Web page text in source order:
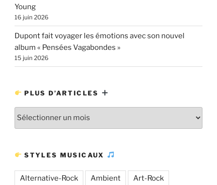
Young
16 juin 2026
Dupont fait voyager les émotions avec son nouvel
album « Pensées Vagabondes »
15 juin 2026
PLUS D’ARTICLES
STYLES MUSICAUX
Alternative-Rock Ambient Art-Rock